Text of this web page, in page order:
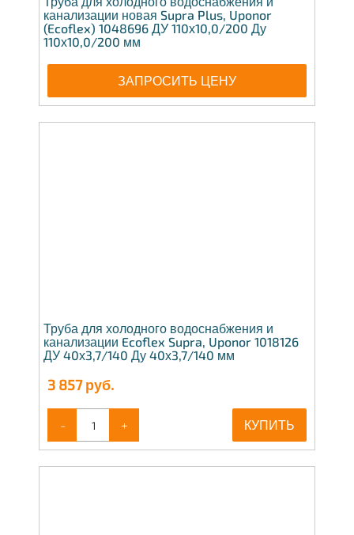
канализации новая Supra Plus, Uponor
(Ecoflex) 1048696 ДУ 110х10,0/200 Ду
110х10,0/200 мм
ЗАПРОСИТЬ ЦЕНУ
Труба для холодного водоснабжения и
канализации Ecoflex Supra, Uponor 1018126
ДУ 40х3,7/140 Ду 40х3,7/140 мм
3 857руб.
- + КУПИТЬ